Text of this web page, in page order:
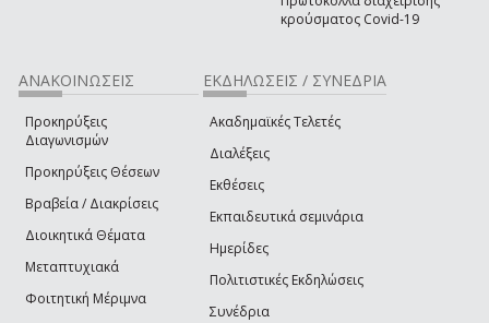
κρούσματος Covid-19
ΑΝΑΚΟΙΝΩΣΕΙΣ
Προκηρύξεις
Διαγωνισμών
Προκηρύξεις Θέσεων
Βραβεία / Διακρίσεις
Διοικητικά Θέματα
Μεταπτυχιακά
Φοιτητική Μέριμνα
ΕΚΔΗΛΩΣΕΙΣ / ΣΥΝΕΔΡΙΑ
Ακαδημαϊκές Τελετές
Διαλέξεις
Εκθέσεις
Εκπαιδευτικά σεμινάρια
Ημερίδες
Πολιτιστικές Εκδηλώσεις
Συνέδρια